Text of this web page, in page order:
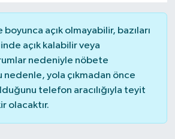
açık olmayabilir, bazıları
açık kalabilir veya
nedeniyle nöbete
nedenle, yola çıkmadan önce
telefon aracılığıyla teyit
olacaktır.